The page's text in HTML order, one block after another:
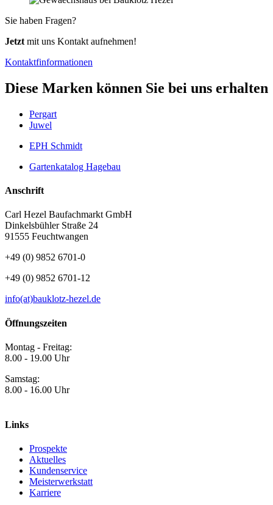
Sie haben Fragen?
Jetzt mit uns Kontakt aufnehmen!
Kontaktfinformationen
Diese Marken können Sie bei uns erhalten
Pergart
Juwel
EPH Schmidt
Gartenkatalog Hagebau
Anschrift
Carl Hezel Baufachmarkt GmbH
Dinkelsbühler Straße 24
91555 Feuchtwangen
+49 (0) 9852 6701-0
+49 (0) 9852 6701-12
info(at)bauklotz-hezel.de
Öffnungszeiten
Montag - Freitag:
8.00 - 19.00 Uhr
Samstag:
8.00 - 16.00 Uhr
Links
Prospekte
Aktuelles
Kundenservice
Meisterwerkstatt
Karriere